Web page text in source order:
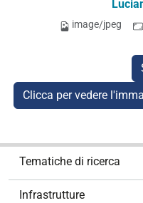
image/jpeg
Clicca per vedere
Tematiche di ricerca
Infrastrutture